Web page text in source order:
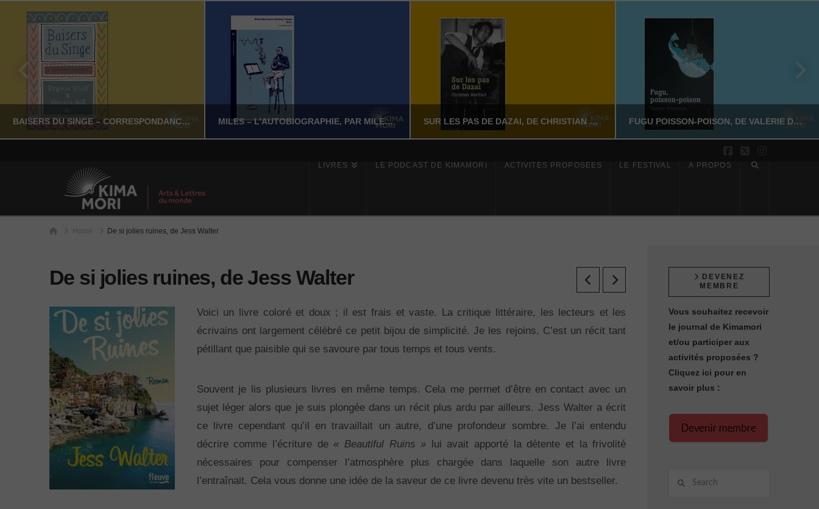
BAISERS DU SINGE – CORRESPONDANCE VIRGINIA WOOLF & VANESSA BELL
YASSI NASSERI
LITTÉRATURE NON-FICTION
JUILLET 24, 2026
MILES – L’AUTOBIOGRAPHIE, PAR MILES DAVIS AVEC QUINCY TROUPE SUR LES PAS DE DAZAI, DE CHRISTIAN MERLHIOT FUGU POISSON-POISON, DE VALÉRIE DOUNIAUX
Facebook
X
LIVRES LE PODCAST DE KIMAMORI ACTIVITÉS PROPOSÉES LE FESTIVAL À PROPOS
HomeHome De si jolies ruines, de Jess Walter
De si jolies ruines, de Jess Walter
Voici un livre coloré et doux ; il est frais et vaste. La critique littéraire, les lecteurs et les
écrivains ont largement célébré ce petit bijou de simplicité. Je les rejoins. C’est un récit tant
pétillant que paisible qui se savoure par tous temps et tous vents.
Souvent je lis plusieurs livres en même temps. Cela me permet d’être en contact avec un
sujet léger alors que je suis plongée dans un récit plus ardu par ailleurs. Jess Walter a écrit
ce livre cependant qu’il en travaillait un autre, d’une profondeur sombre. Je l’ai entendu
décrire comme l’écriture de « Beautiful Ruins » lui avait apporté la détente et la frivolité
nécessaires pour compenser l’atmosphère plus chargée dans laquelle son autre livre
l’entraînait. Cela vous donne une idée de la saveur de ce livre devenu très vite un bestseller.
DEVENEZ
MEMBRE
Vous souhaitez recevoir
le journal de Kimamori
et/ou participer aux
activités proposées ?
Cliquez ici pour en
savoir plus :